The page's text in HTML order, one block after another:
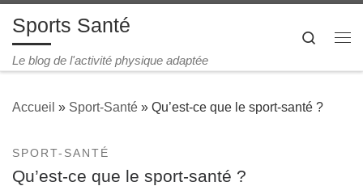
Passer au contenu
Sports Santé
Le blog de l'activité physique adaptée
Search
Accueil » Sport-Santé » Qu’est-ce que le sport-santé ?
SPORT-SANTÉ
Qu’est-ce que le sport-santé ?